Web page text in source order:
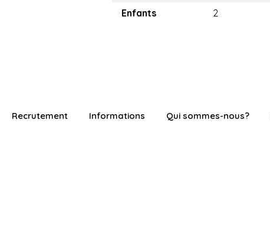
Enfants
2
Recrutement Informations Qui sommes-nous?